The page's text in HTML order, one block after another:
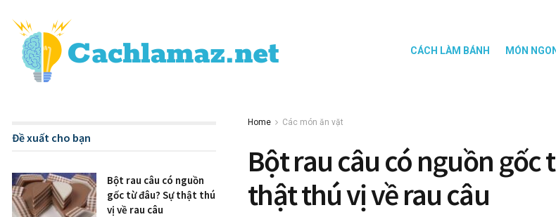
CÁCH LÀM BÁNH MÓN
Home Các món ăn vặt
Bột rau câu có nguồn gốc
thật thú vị về rau câu
Đề xuất cho bạn
Bột rau câu có nguồn
gốc từ đâu? Sự thật thú
vị về rau câu